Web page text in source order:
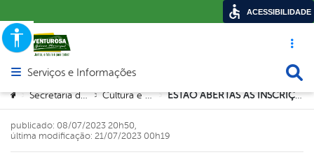
Acesso
Abrir menu principal de navegação
Serviços e Informações
Você está aqui:
> Secretaria de Educação > Cultura e Desportos > ESTÃO ABERTAS AS INSCRIÇÕES PARA SELEÇÃO 2023 DO PROGRAMA CRIANÇA ALFABETIZADA EM VENTUROSA
publicado: 08/07/2023 20h50,
última modificação: 21/07/2023 00h19
ACESSIBILIDADE